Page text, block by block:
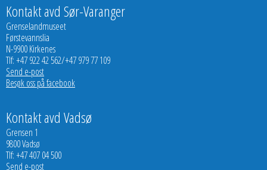
Kontakt avd Sør-Varanger
Grenselandmuseet
Førstevannslia
N-9900 Kirkenes
Tlf: +47 922 42 562/+47 979 77 109
Send e-post
Besøk oss på facebook
Kontakt avd Vadsø
Grensen 1
9800 Vadsø
Tlf: +47 407 04 500
Send e-post